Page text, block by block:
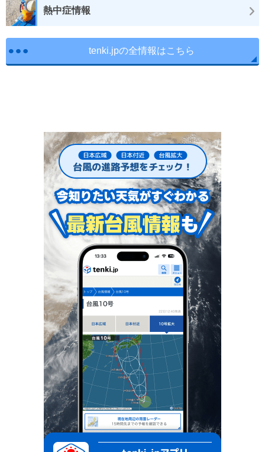
熱中症情報
tenki.jpの全情報はこちら